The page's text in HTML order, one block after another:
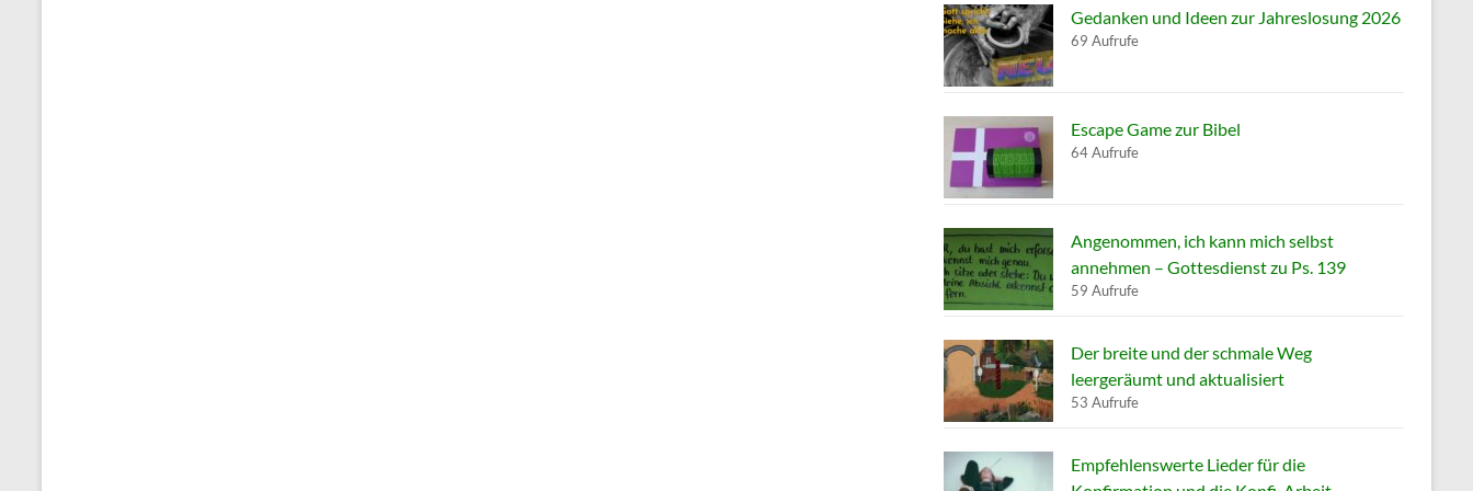
Gedanken und Ideen zur Jahreslosung 2026
69 Aufrufe
Escape Game zur Bibel
64 Aufrufe
Angenommen, ich kann mich selbst
annehmen – Gottesdienst zu Ps. 139
59 Aufrufe
Der breite und der schmale Weg
leergeräumt und aktualisiert
53 Aufrufe
Empfehlenswerte Lieder für die